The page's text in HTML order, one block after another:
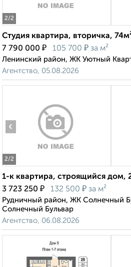
2/2
Студия квартира, вторичка,
7 790 000 ₽ 105 700 ₽ за м²
Ленинский район, ЖК Уютный
Агентство, 05.08.2026
2/2
‹
1-к квартира, строящийся дом,
3 723 250 ₽ 132 500 ₽ за м²
Рудничный район, ЖК Солнечный
Солнечный Бульвар
Агентство, 06.08.2026